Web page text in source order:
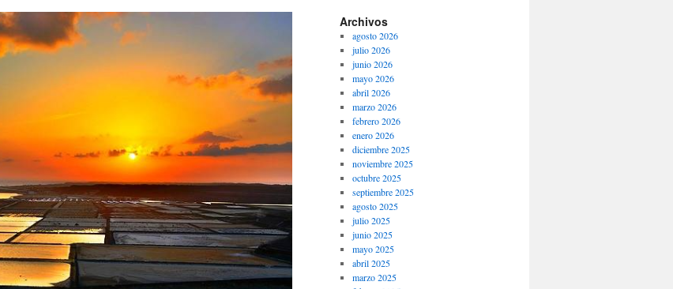
Archivos
agosto 2026
julio 2026
junio 2026
mayo 2026
abril 2026
marzo 2026
febrero 2026
enero 2026
diciembre 2025
noviembre 2025
octubre 2025
septiembre 2025
agosto 2025
julio 2025
junio 2025
mayo 2025
abril 2025
marzo 2025